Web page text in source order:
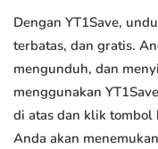
Dengan YT1Save,
terbatas, dan gratis.
mengunduh, dan
menggunakan
di atas dan klik tombol
Anda akan